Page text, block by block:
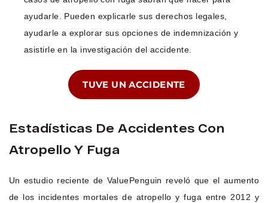
ayudarle. Pueden explicarle sus derechos legales,
ayudarle a explorar sus opciones de indemnización y
asistirle en la investigación del accidente.
TUVE UN ACCIDENTE
Estadísticas De Accidentes Con
Atropello Y Fuga
Un estudio reciente de ValuePenguin reveló que el aumento
de los incidentes mortales de atropello y fuga entre 2012 y